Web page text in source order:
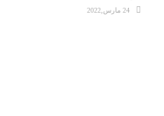
24 مارس,2022